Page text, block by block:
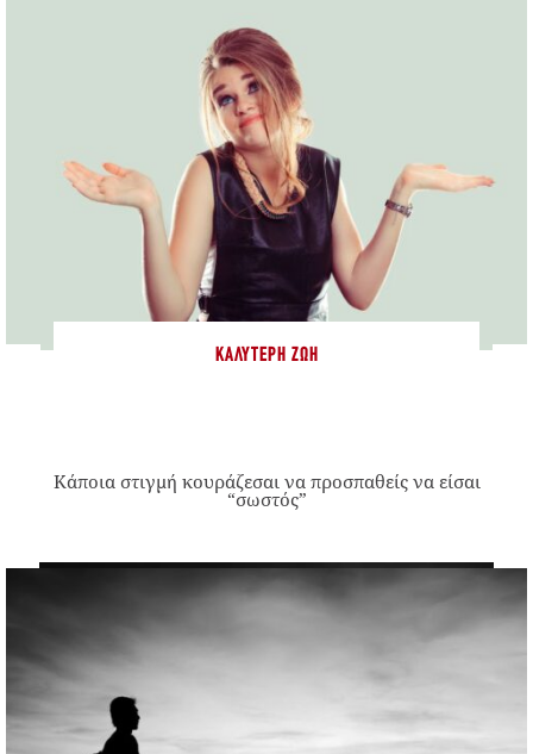
ΚΑΛΎΤΕΡΗ ΖΩΉ
Κάποια στιγμή κουράζεσαι να προσπαθείς να είσαι
“σωστός”